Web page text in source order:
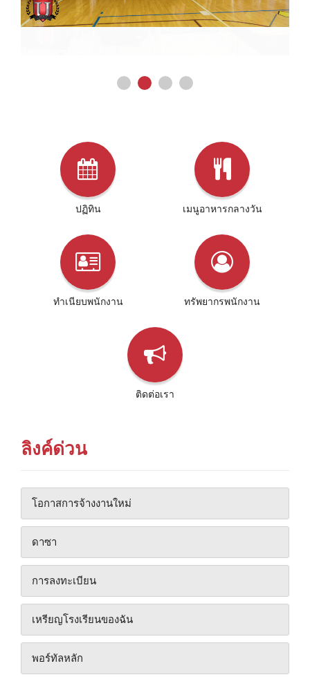
ปฏิทิน เมนูอาหารกลางวัน
ทําเนียบพนักงาน ทรัพยากรพนักงาน
ติดต่อเรา
ลิงค์ด่วน
โอกาสการจ้างงานใหม่
ดาซา
การลงทะเบียน
เหรียญโรงเรียนของฉัน
พอร์ทัลหลัก